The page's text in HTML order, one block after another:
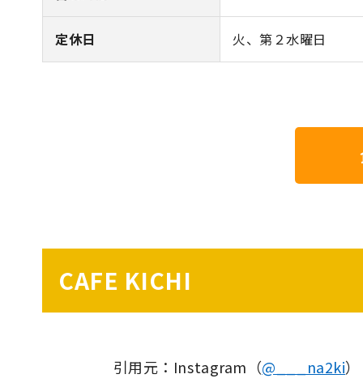
定休日 火、第２水曜日
CAFE KICHI
引用元：Instagram（@___na2ki）